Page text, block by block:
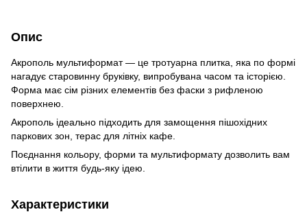
Опис
Акрополь мультиформат — це тротуарна плитка, яка по формі
нагадує старовинну бруківку, випробувана часом та історією.
Форма має сім різних елементів без фаски з рифленою
поверхнею.
Акрополь ідеально підходить для замощення пішохідних
паркових зон, терас для літніх кафе.
Поєднання кольору, форми та мультиформату дозволить вам
втілити в життя будь-яку ідею.
Характеристики